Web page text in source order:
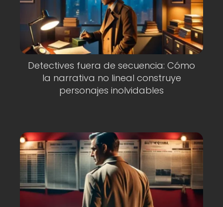
Detectives fuera de secuencia: Cómo
la narrativa no lineal construye
personajes inolvidables